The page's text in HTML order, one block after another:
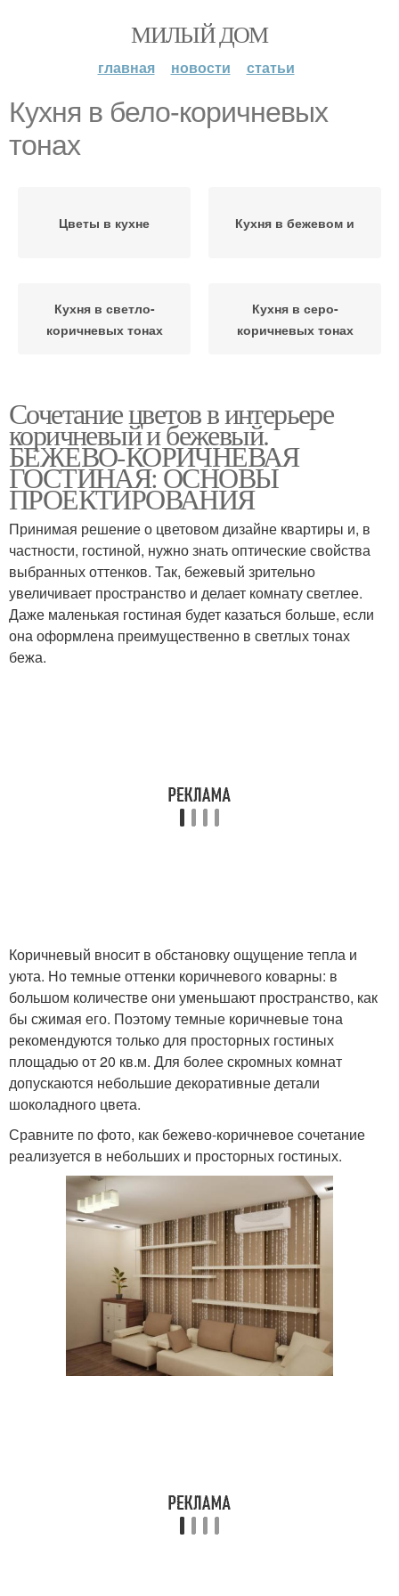
МИЛЫЙ ДОМ
главная новости статьи
Кухня в бело-коричневых
тонах
Цветы в кухне Кухня в бежевом и
Кухня в светло-
коричневых тонах
Кухня в серо-
коричневых тонах
Сочетание цветов в интерьере
коричневый и бежевый.
БЕЖЕВО-КОРИЧНЕВАЯ
ГОСТИНАЯ: ОСНОВЫ
ПРОЕКТИРОВАНИЯ
Принимая решение о цветовом дизайне квартиры и, в
частности, гостиной, нужно знать оптические свойства
выбранных оттенков. Так, бежевый зрительно
увеличивает пространство и делает комнату светлее.
Даже маленькая гостиная будет казаться больше, если
она оформлена преимущественно в светлых тонах
бежа.
Коричневый вносит в обстановку ощущение тепла и
уюта. Но темные оттенки коричневого коварны: в
большом количестве они уменьшают пространство, как
бы сжимая его. Поэтому темные коричневые тона
рекомендуются только для просторных гостиных
площадью от 20 кв.м. Для более скромных комнат
допускаются небольшие декоративные детали
шоколадного цвета.
Сравните по фото, как бежево-коричневое сочетание
реализуется в небольших и просторных гостиных.